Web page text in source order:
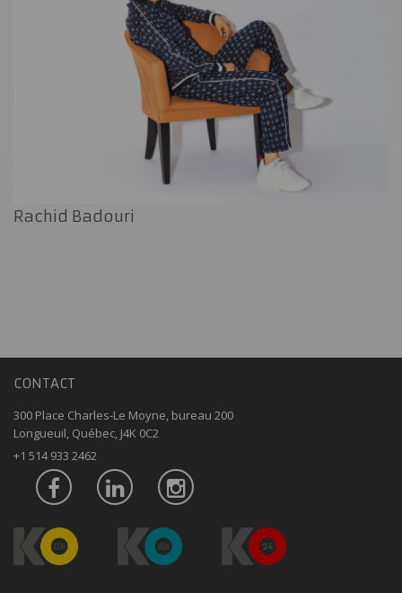
Rachid Badouri
CONTACT
300 Place Charles-Le Moyne, bureau 200
Longueuil, Québec, J4K 0C2
+1 514 933 2462